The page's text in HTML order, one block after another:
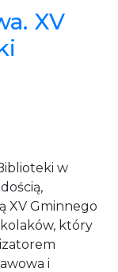
XV
w
XV Gminnego
który
i